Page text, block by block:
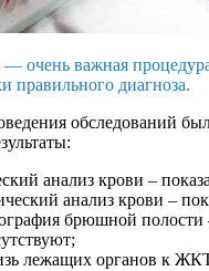
очень важная
правильного диагноза.
обследований
анализ крови –
анализ крови –
брюшной
лежащих органов к